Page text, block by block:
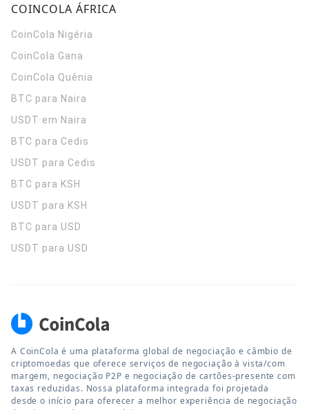
COINCOLA ÁFRICA
CoinCola Nigéria
CoinCola Gana
CoinCola Quênia
BTC para Naira
USDT em Naira
BTC para Cedis
USDT para Cedis
BTC para KSH
USDT para KSH
BTC para USD
USDT para USD
A CoinCola é uma plataforma global de negociação e câmbio de
criptomoedas que oferece serviços de negociação à vista/com
margem, negociação P2P e negociação de cartões-presente com
taxas reduzidas. Nossa plataforma integrada foi projetada
desde o início para oferecer a melhor experiência de negociação